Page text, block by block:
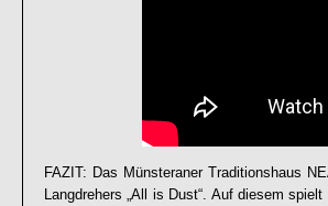
FAZIT: Das Münsteraner Traditionshaus
Langdrehers „All is Dust“. Auf diesem